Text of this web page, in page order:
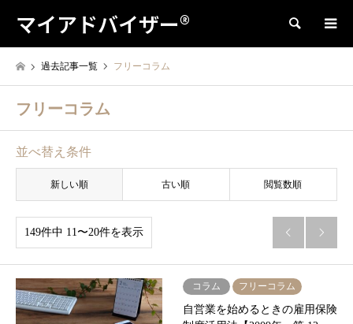
マイアドバイザー® 検索
過去記事一覧 フリーコラム
フリーコラム
並べ替え条件
新しい順 古い順 閲覧数順
149件中 11〜20件を表示  
コラム フリーコラム
自営業を始めるときの雇用保険